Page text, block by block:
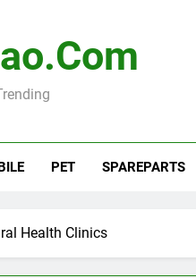
PET SPAREPARTS
Health Clinics